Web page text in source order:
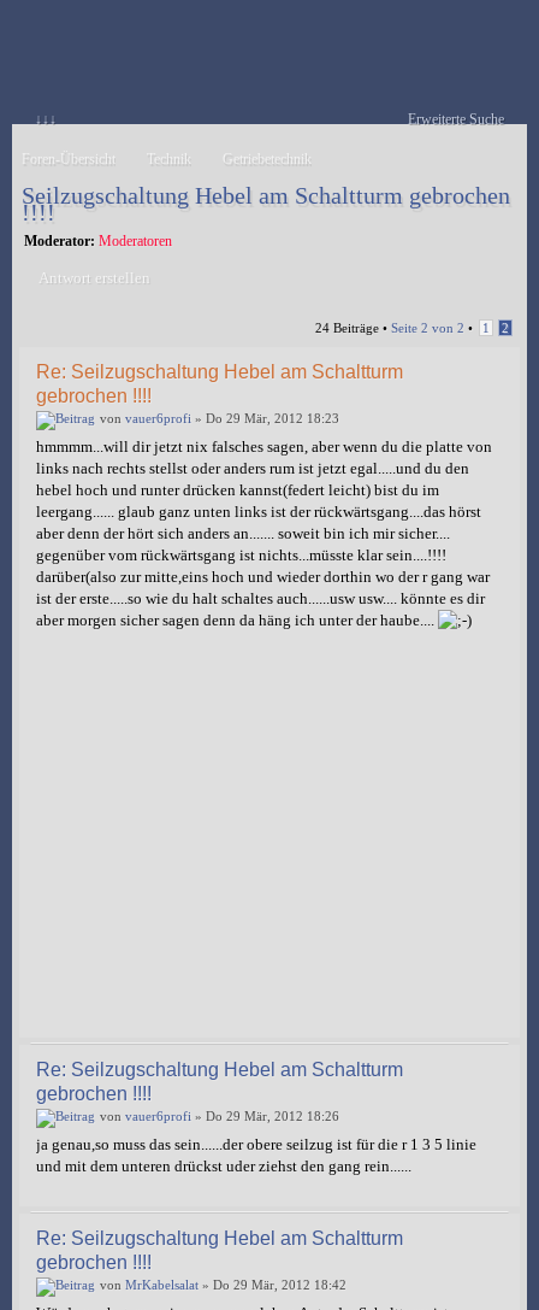
↓↓↓ Erweiterte Suche
Foren-Übersicht Technik Getriebetechnik
Seilzugschaltung Hebel am Schaltturm gebrochen
!!!!
Moderator: Moderatoren
Antwort erstellen
24 Beiträge • Seite 2 von 2 • 1 2
Re: Seilzugschaltung Hebel am Schaltturm
gebrochen !!!!
von vauer6profi » Do 29 Mär, 2012 18:23
hmmmm...will dir jetzt nix falsches sagen, aber wenn du die platte von
links nach rechts stellst oder anders rum ist jetzt egal.....und du den
hebel hoch und runter drücken kannst(federt leicht) bist du im
leergang...... glaub ganz unten links ist der rückwärtsgang....das hörst
aber denn der hört sich anders an....... soweit bin ich mir sicher....
gegenüber vom rückwärtsgang ist nichts...müsste klar sein....!!!!
darüber(also zur mitte,eins hoch und wieder dorthin wo der r gang war
ist der erste.....so wie du halt schaltes auch......usw usw.... könnte es dir
aber morgen sicher sagen denn da häng ich unter der haube....
Re: Seilzugschaltung Hebel am Schaltturm
gebrochen !!!!
von vauer6profi » Do 29 Mär, 2012 18:26
ja genau,so muss das sein......der obere seilzug ist für die r 1 3 5 linie
und mit dem unteren drückst uder ziehst den gang rein......
Re: Seilzugschaltung Hebel am Schaltturm
gebrochen !!!!
von MrKabelsalat » Do 29 Mär, 2012 18:42